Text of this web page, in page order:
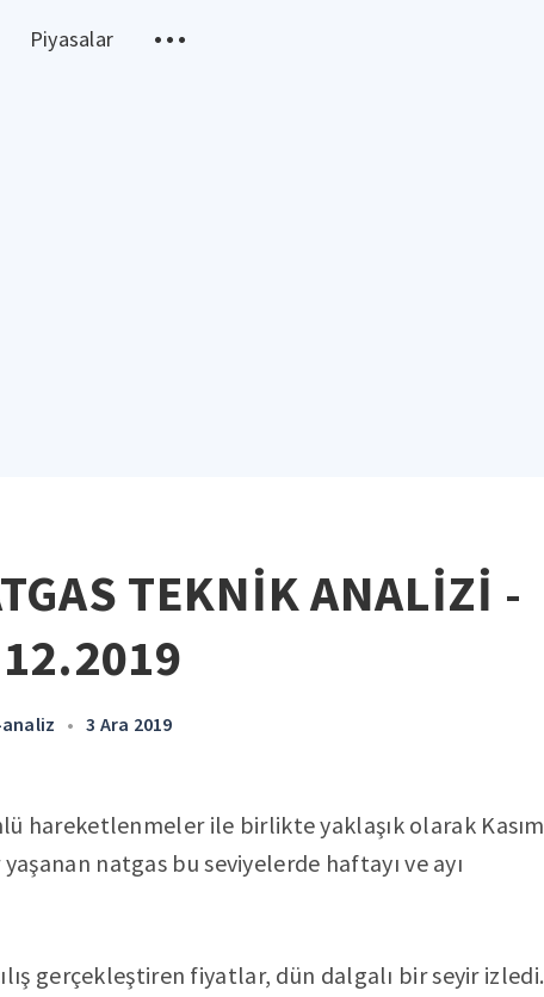
Piyasalar
TEKNİK ANALİZİ -
• 3 Ara 2019
hareketlenmeler ile birlikte yaklaşık olarak Kasım
natgas bu seviyelerde haftayı ve ayı
gerçekleştiren fiyatlar, dün dalgalı bir seyir izledi.